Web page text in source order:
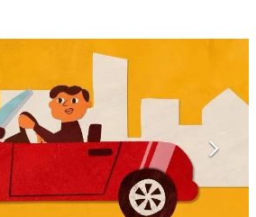
ームは面白い？
者・hamatsu氏がゲームの魅力を画面や操作の
から解き明かしていく、硬派で骨太な評論連載
変えた日本語
「裏技」「ラスボス」… ゲームにまつわる言葉
の変遷を、コンピューター文化史研究家・タ
徹底調査。